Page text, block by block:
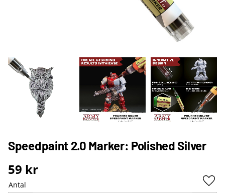
Speedpaint 2.0 Marker: Polished Silver
59 kr
Antal